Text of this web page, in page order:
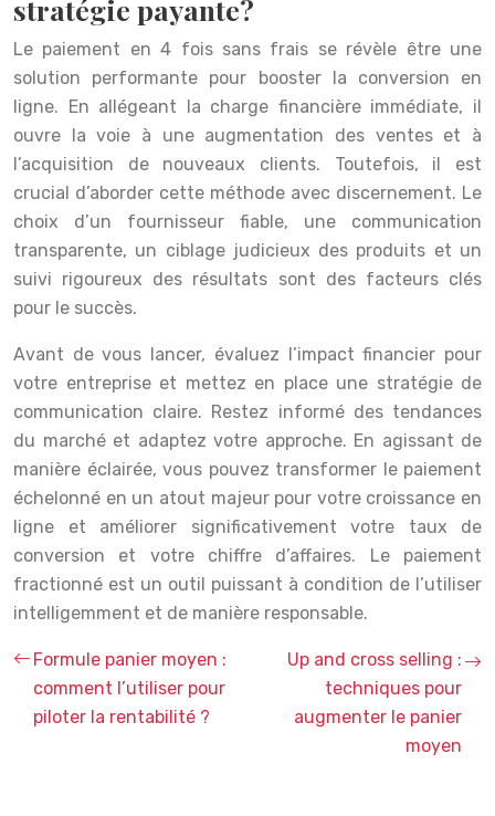
stratégie payante?
Le paiement en 4 fois sans frais se révèle être une
solution performante pour booster la conversion en
ligne. En allégeant la charge financière immédiate, il
ouvre la voie à une augmentation des ventes et à
l’acquisition de nouveaux clients. Toutefois, il est
crucial d’aborder cette méthode avec discernement. Le
choix d’un fournisseur fiable, une communication
transparente, un ciblage judicieux des produits et un
suivi rigoureux des résultats sont des facteurs clés
pour le succès.
Avant de vous lancer, évaluez l’impact financier pour
votre entreprise et mettez en place une stratégie de
communication claire. Restez informé des tendances
du marché et adaptez votre approche. En agissant de
manière éclairée, vous pouvez transformer le paiement
échelonné en un atout majeur pour votre croissance en
ligne et améliorer significativement votre taux de
conversion et votre chiffre d’affaires. Le paiement
fractionné est un outil puissant à condition de l’utiliser
intelligemment et de manière responsable.
Formule panier moyen :
comment l’utiliser pour
piloter la rentabilité ?
Up and cross selling :
techniques pour
augmenter le panier
moyen